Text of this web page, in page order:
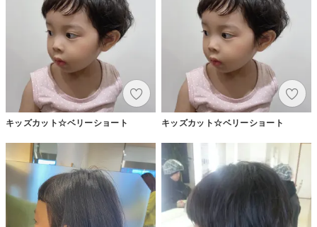
キッズカット☆ベリーショート キッズカット☆ベリーショート